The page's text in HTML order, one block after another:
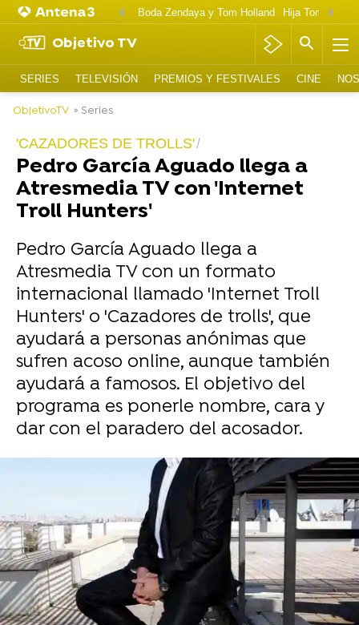
Boda Zendaya y Tom Holland Hija Tom
Objetivo TV
SERIES TELEVISIÓN PREMIOS Y FESTIVALES CINE
ObjetivoTV » Series
'CAZADORES DE TROLLS'
Pedro García Aguado llega a
Atresmedia TV con 'Internet
Troll Hunters'
Pedro García Aguado llega a
Atresmedia TV con un formato
internacional llamado 'Internet Troll
Hunters' o 'Cazadores de trolls', que
ayudará a personas anónimas que
sufren acoso online, aunque también
ayudará a famosos. El objetivo del
programa es ponerle nombre, cara y
dar con el paradero del acosador.
-